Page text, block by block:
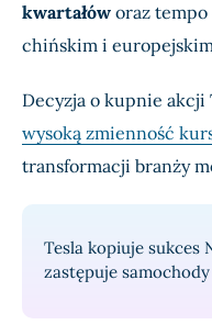
kwartałów oraz
chińskim i
Decyzja o kupnie
wysoką zmienność
transformacji branży
Tesla kopiuje sukces
zastępuje samochody